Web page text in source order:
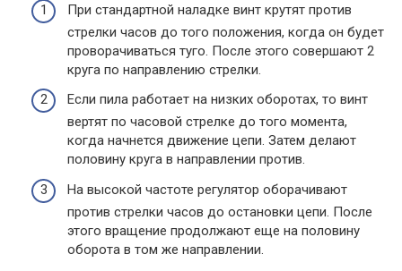
При стандартной наладке винт крутят против
стрелки часов до того положения, когда он будет
проворачиваться туго. После этого совершают 2
круга по направлению стрелки.
Если пила работает на низких оборотах, то винт
вертят по часовой стрелке до того момента,
когда начнется движение цепи. Затем делают
половину круга в направлении против.
На высокой частоте регулятор оборачивают
против стрелки часов до остановки цепи. После
этого вращение продолжают еще на половину
оборота в том же направлении.